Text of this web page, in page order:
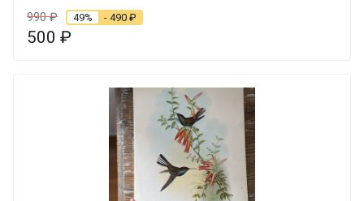
990₽ 49% - 490 ₽
500 ₽